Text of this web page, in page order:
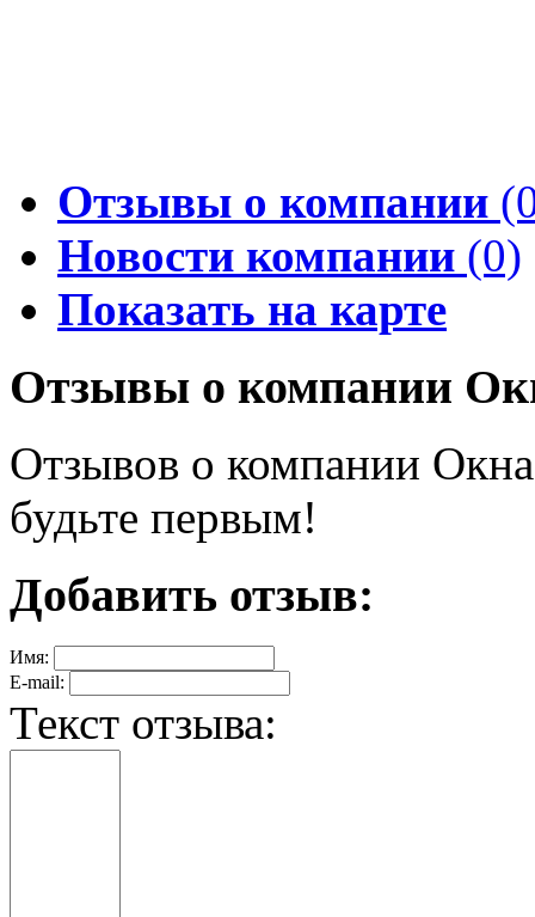
Отзывы о компании
Новости компании (0)
Показать на карте
Отзывы о компании
Отзывов о компании
будьте первым!
Добавить отзыв:
Имя:
E-mail:
Текст отзыва: